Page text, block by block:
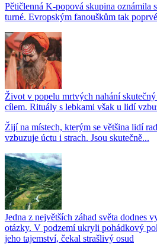
Pětičlenná K-popová skupina oznámila
turné. Evropským fanouškům tak
Život v popelu mrtvých nahání
cílem. Rituály s lebkami však u lidí
Žijí na místech, kterým se většina lidí
vzbuzuje úctu i strach. Jsou skutečně...
Jedna z největších záhad světa dodnes
otázky. V podzemí ukryli pohádkový
jeho tajemství, čekal strašlivý osud